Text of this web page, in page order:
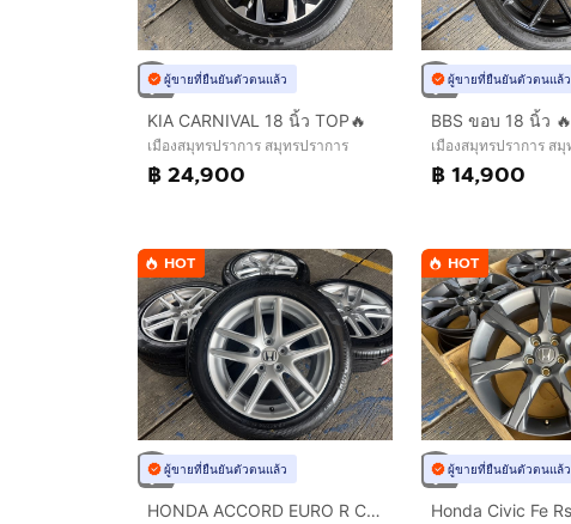
ผู้ขายที่ยืนยันตัวตนแล้ว
KIA CARNIVAL 18 นิ้ว TOP🔥
เมืองสมุทรปราการ สมุทรปราการ
฿ 24,900
ผู้ขายที่ยืนยันตัวตนแล้ว
BBS ขอบ 18 นิ้ว 🔥
เมืองสมุทรปราการ สมุ
฿ 14,900
HOT
ผู้ขายที่ยืนยันตัวตนแล้ว
HONDA ACCORD EURO R CL7 ขอบ 17 นิ้ว🔥
HOT
ผู้ขายที่ยืนยันตัวตนแล้ว